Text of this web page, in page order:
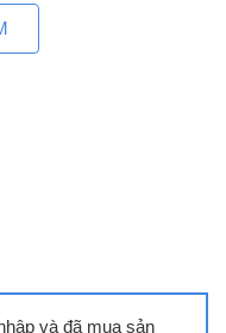
và đã mua sản